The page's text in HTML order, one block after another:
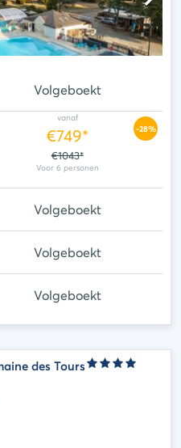
Volgeboekt
-28%
vanaf
€749*
€1043*
Volgeboekt
Volgeboekt
Volgeboekt
des Tours